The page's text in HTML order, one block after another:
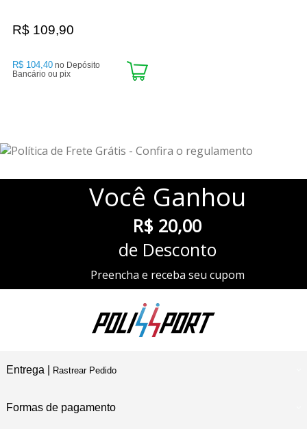
R$ 109,90
R$ 104,40 no Depósito
Bancário ou pix
Você Ganhou
R$ 20,00
de Desconto
Preencha e receba seu cupom
Entrega | Rastrear Pedido
Formas de pagamento